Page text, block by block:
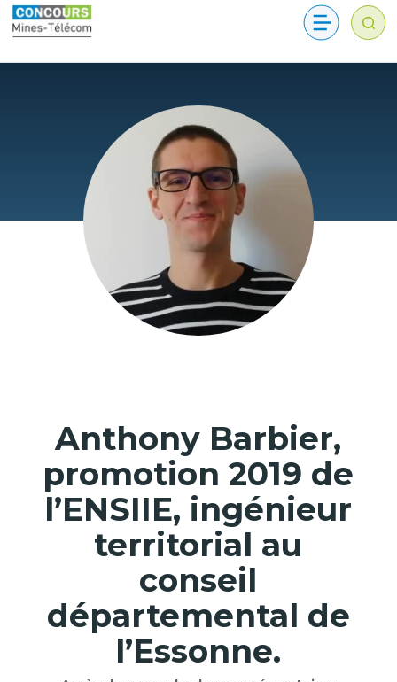
Anthony Barbier,
promotion 2019 de
l’ENSIIE, ingénieur
territorial au
conseil
départemental de
l’Essonne.